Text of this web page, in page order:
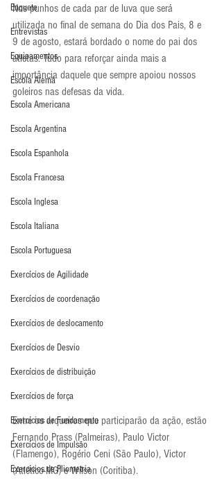
Enquete
Entrevistas
Equipamentos
Escola Alemã
Escola Americana
Escola Argentina
Escola Espanhola
Escola Francesa
Escola Inglesa
Escola Italiana
Escola Portuguesa
Exercícios de Agilidade
Exercícios de coordenação
Exercícios de deslocamento
Exercícios de Desvio
Exercícios de distribuição
Exercícios de força
Exercícios de Fundamento
Exercícios de Impulsão
Exercícios de Pliometria
Nos punhos de cada par de luva que será
utilizada no final de semana do Dia dos Pais, 8 e
9 de agosto, estará bordado o nome do pai dos
atletas. Tudo para reforçar ainda mais a
importância daquele que sempre apoiou nossos
goleiros nas defesas da vida.
Entre os arqueiros que participarão da ação, estão
Fernando Prass (Palmeiras), Paulo Victor
(Flamengo), Rogério Ceni (São Paulo), Victor
(Atlético-MG) e Wilson (Coritiba).